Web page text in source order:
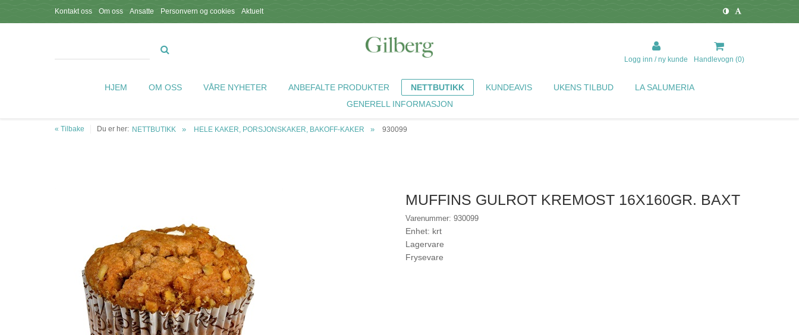
Kontakt oss Om oss Ansatte Personvern og cookies Aktuelt
Logg inn / ny kunde Handlevogn (0)
HJEM OM OSS VÅRE NYHETER ANBEFALTE PRODUKTER NETTBUTIKK KUNDEAVIS UKENS TILBUD
LA SALUMERIA
GENERELL INFORMASJON
« Tilbake Du er her: NETTBUTIKK HELE KAKER, PORSJONSKAKER, BAKOFF-KAKER 930099
MUFFINS GULROT KREMOST 16X160GR. BAXT
Varenummer: 930099
Enhet: krt
Lagervare
Frysevare